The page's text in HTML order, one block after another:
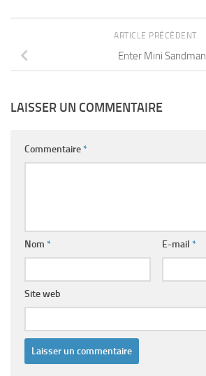
ARTICLE PRÉCÉDENT
Enter Mini Sandman
LAISSER UN COMMENTAIRE
Commentaire*
Nom * E-mail *
Site web